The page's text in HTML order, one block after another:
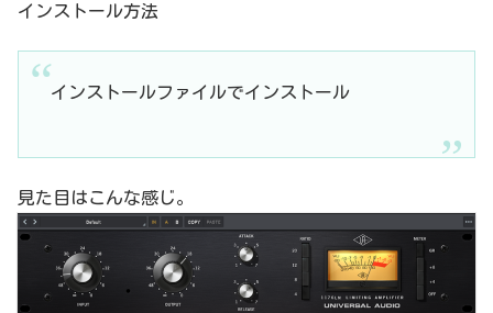
インストール方法
インストールファイルでインストール
見た目はこんな感じ。